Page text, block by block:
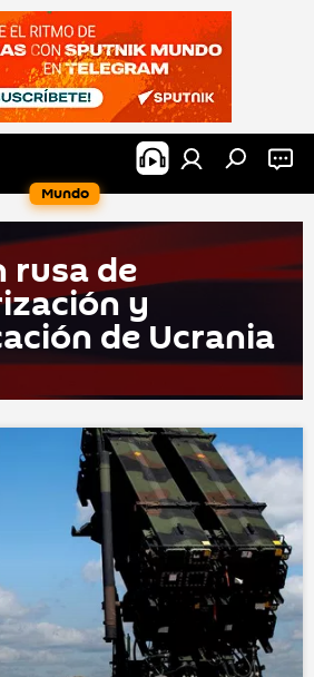
Mundo
rusа dе
y
dе Ucrаniа